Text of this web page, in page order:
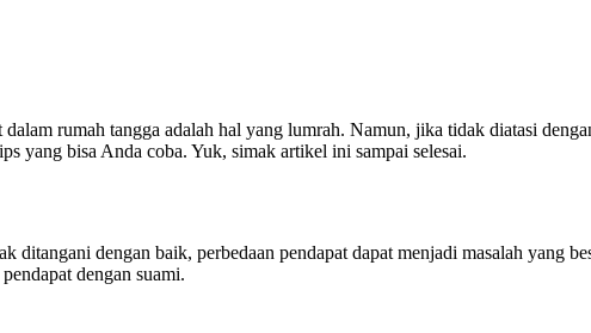
rumah tangga adalah hal yang lumrah. Namun, jika tidak diatasi
yang bisa Anda coba. Yuk, simak artikel ini sampai selesai.
dengan baik, perbedaan pendapat dapat menjadi masalah yang
dengan suami.